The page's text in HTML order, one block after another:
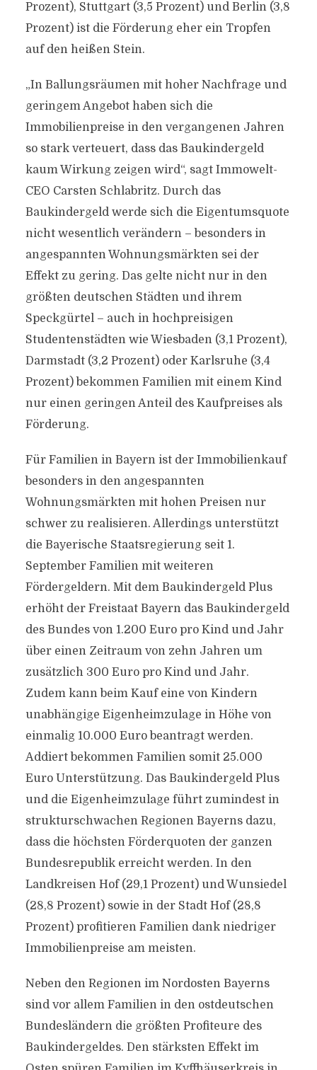
Prozent), Stuttgart (3,5 Prozent) und Berlin (3,8
Prozent) ist die Förderung eher ein Tropfen
auf den heißen Stein.
„In Ballungsräumen mit hoher Nachfrage und
geringem Angebot haben sich die
Immobilienpreise in den vergangenen Jahren
so stark verteuert, dass das Baukindergeld
kaum Wirkung zeigen wird“, sagt Immowelt-
CEO Carsten Schlabritz. Durch das
Baukindergeld werde sich die Eigentumsquote
nicht wesentlich verändern – besonders in
angespannten Wohnungsmärkten sei der
Effekt zu gering. Das gelte nicht nur in den
größten deutschen Städten und ihrem
Speckgürtel – auch in hochpreisigen
Studentenstädten wie Wiesbaden (3,1 Prozent),
Darmstadt (3,2 Prozent) oder Karlsruhe (3,4
Prozent) bekommen Familien mit einem Kind
nur einen geringen Anteil des Kaufpreises als
Förderung.
Für Familien in Bayern ist der Immobilienkauf
besonders in den angespannten
Wohnungsmärkten mit hohen Preisen nur
schwer zu realisieren. Allerdings unterstützt
die Bayerische Staatsregierung seit 1.
September Familien mit weiteren
Fördergeldern. Mit dem Baukindergeld Plus
erhöht der Freistaat Bayern das Baukindergeld
des Bundes von 1.200 Euro pro Kind und Jahr
über einen Zeitraum von zehn Jahren um
zusätzlich 300 Euro pro Kind und Jahr.
Zudem kann beim Kauf eine von Kindern
unabhängige Eigenheimzulage in Höhe von
einmalig 10.000 Euro beantragt werden.
Addiert bekommen Familien somit 25.000
Euro Unterstützung. Das Baukindergeld Plus
und die Eigenheimzulage führt zumindest in
strukturschwachen Regionen Bayerns dazu,
dass die höchsten Förderquoten der ganzen
Bundesrepublik erreicht werden. In den
Landkreisen Hof (29,1 Prozent) und Wunsiedel
(28,8 Prozent) sowie in der Stadt Hof (28,8
Prozent) profitieren Familien dank niedriger
Immobilienpreise am meisten.
Neben den Regionen im Nordosten Bayerns
sind vor allem Familien in den ostdeutschen
Bundesländern die größten Profiteure des
Baukindergeldes. Den stärksten Effekt im